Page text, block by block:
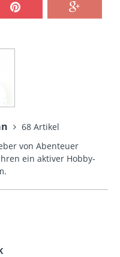
68 Artikel
von Abenteuer
ein aktiver Hobby-